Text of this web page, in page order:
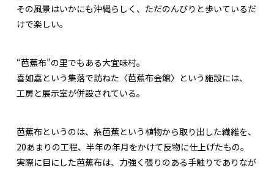
その風景はいかにも沖縄らしく、ただのんびりと歩いているだ
けで楽しい。
“芭蕉布”の里でもある大宜味村。
喜如嘉という集落で訪ねた〈芭蕉布会館〉という施設には、
工房と展示室が併設されている。
芭蕉布というのは、糸芭蕉という植物から取り出した繊維を、
20あまりの工程、半年の年月をかけて反物に仕上げたもの。
実際に目にした芭蕉布は、力強く張りのある手触りでありなが